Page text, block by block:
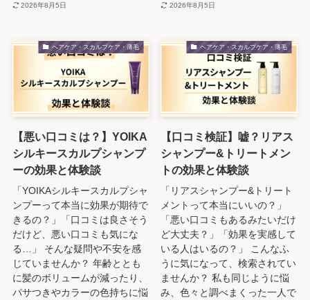
2026年8月5日 2026年8月5日
ヘアケア・スカルプケア・薄毛
【悪い口コミは？】YOIKA
シルキースカルプシャンプ
ーの効果と体験談
「YOIKAシルキースカルプシャ
ンプーって本当に効果が期待で
きるの？」「口コミは良さそう
だけど、悪い口コミも気にな
る…」 そんな疑問や不安を感
じていませんか？ 年齢ととも
に髪のボリュームが減ったり、
パサつきやカラーの色持ちに悩
ヘアケア・スカルプケア・薄毛
【口コミ検証】嘘？リアス
シャンプー&トリートメン
トの効果と体験談
「リアスシャンプー&トリート
メントって本当にいいの？」
「悪い口コミもあるみたいだけ
ど大丈夫？」「効果を実感して
いる人はいるの？」 こんなふ
うに気になって、検索されてい
ませんか？ 私も同じように悩
み、色々と調べまくった一人で